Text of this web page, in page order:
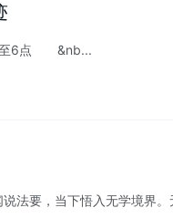
至6点 &nb...
要，当下悟入无学境界。